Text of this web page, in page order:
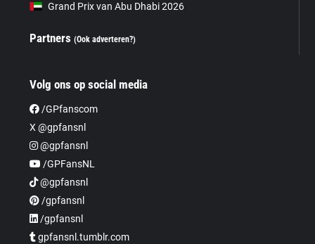
Grand Prix van Abu Dhabi 2026
Partners(Ook adverteren?)
Volg ons op social media
/GPfanscom
X @gpfansnl
@gpfansnl
/GPFansNL
@gpfansnl
/gpfansnl
/gpfansnl
gpfansnl.tumblr.com